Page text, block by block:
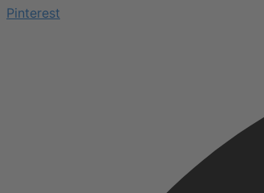
Pinterest